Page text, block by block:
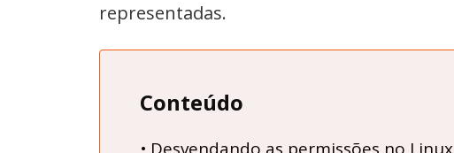
representadas.
Conteúdo